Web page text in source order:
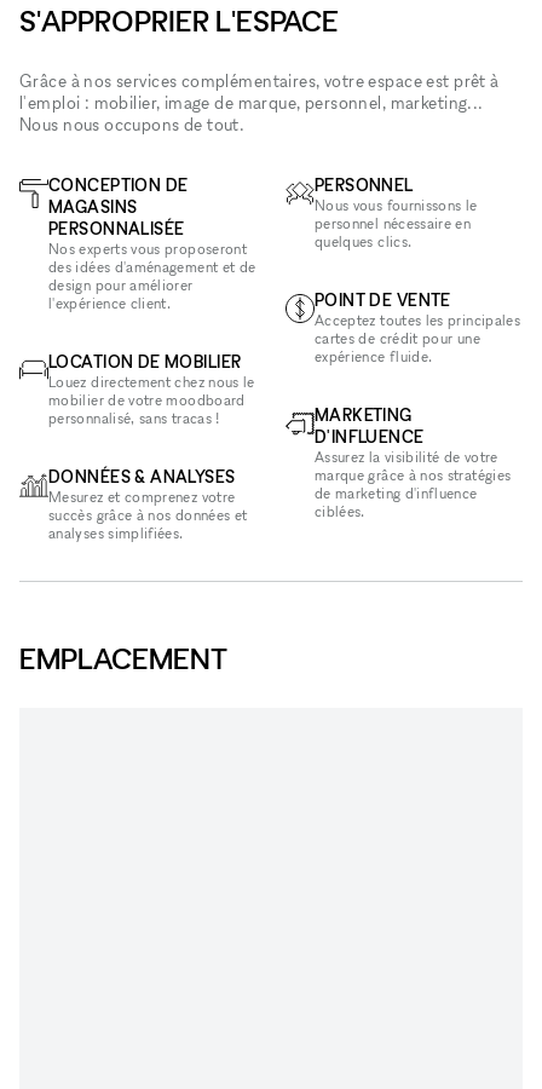
S'APPROPRIER L'ESPACE
Grâce à nos services complémentaires, votre espace est prêt à
l'emploi : mobilier, image de marque, personnel, marketing...
Nous nous occupons de tout.
CONCEPTION DE
MAGASINS
PERSONNALISÉE
Nos experts vous proposeront
des idées d'aménagement et de
design pour améliorer
l'expérience client.
LOCATION DE MOBILIER
Louez directement chez nous le
mobilier de votre moodboard
personnalisé, sans tracas !
DONNÉES & ANALYSES
Mesurez et comprenez votre
succès grâce à nos données et
analyses simplifiées.
PERSONNEL
Nous vous fournissons le
personnel nécessaire en
quelques clics.
POINT DE VENTE
Acceptez toutes les principales
cartes de crédit pour une
expérience fluide.
MARKETING
D'INFLUENCE
Assurez la visibilité de votre
marque grâce à nos stratégies
de marketing d'influence
ciblées.
EMPLACEMENT